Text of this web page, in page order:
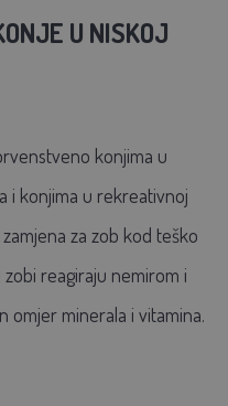
U NISKOJ
konjima u
i konjima u rekreativnoj
za zob kod teško
reagiraju nemirom i
omjer minerala i vitamina.